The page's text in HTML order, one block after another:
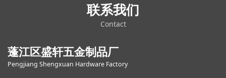
联系我们
Contact
蓬江区盛轩五金制品厂
Pengjiang Shengxuan Hardware Factory